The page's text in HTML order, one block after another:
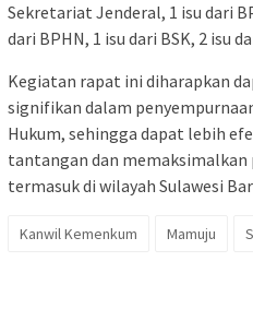
Sekretariat Jenderal, 1 isu dari
dari BPHN, 1 isu dari BSK, 2 isu
Kegiatan rapat ini diharapkan
signifikan dalam
Hukum, sehingga dapat lebih
tantangan dan
termasuk di wilayah Sulawesi
Kanwil Kemenkum Mamuju